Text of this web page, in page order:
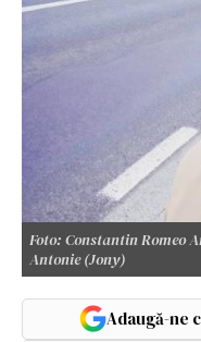
Foto: Constantin Romeo
Antonie (Jony)
Adaugă-ne